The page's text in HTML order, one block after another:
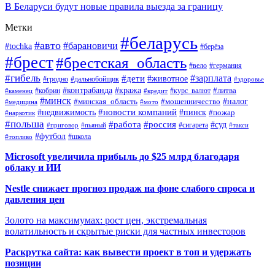
В Беларуси будут новые правила выезда за границу
Метки
#tochka #авто #барановичи #беларусь #берёза
#брест#брестская_область #вело #германия
#гибель #гродно #дальнобойщик #дети #животное #зарплата #здоровье
#каменец #кобрин #контрабанда #кража #кредит #курс_валют #литва
#медицина #минск #минская_область #мото #мошенничество #налог
#наркотик #недвижимость #новости компаний #пинск #пожар
#польша #приговор #пьяный #работа #россия #сигарета #суд #такси
#топливо #футбол #школа
Microsoft увеличила прибыль до $25 млрд благодаря
облаку и ИИ
Nestle снижает прогноз продаж на фоне слабого спроса и
давления цен
Золото на максимумах: рост цен, экстремальная
волатильность и скрытые риски для частных инвесторов
Раскрутка сайта: как вывести проект в топ и удержать
позиции